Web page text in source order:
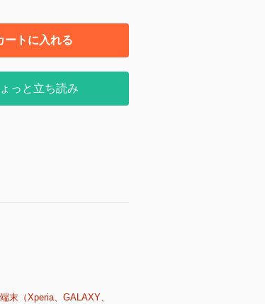
ートに入れる
っと立ち読み
末（Xperia、GALAXY、